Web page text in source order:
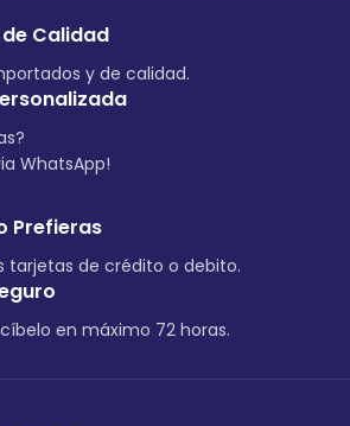
Calidad
y de calidad.
WhatsApp!
Prefieras
tarjetas de crédito o debito.
en máximo 72 horas.